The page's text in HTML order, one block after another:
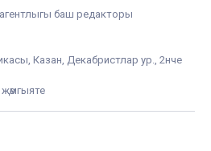
баш редакторы
Казан, Декабристлар ур., 2нче